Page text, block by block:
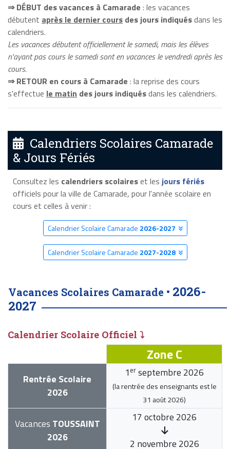
⇒ DÉBUT des vacances à Camarade : les vacances
débutent après le dernier cours des jours indiquésdans les
calendriers.
Les vacances débutent officiellement le samedi, mais les élèves
n'ayant pas cours le samedi sont en vacances le vendredi après les
cours.
⇒ RETOUR en cours à Camarade : la reprise des cours
s'effectue le matin des jours indiquésdans les calendriers.
Calendriers Scolaires Camarade
& Jours Fériés
Consultez les calendriers scolaireset les jours fériés
officiels pour la ville de Camarade, pour l'année scolaire en
cours et celles à venir :
Calendrier Scolaire Camarade 2026-2027
Calendrier Scolaire Camarade 2027-2028
Vacances Scolaires Camarade • 2026-
2027
Calendrier Scolaire Officiel ⤵
Zone C
Rentrée Scolaire
2026
1 er septembre 2026
(la rentrée des enseignants est le
31 août 2026)
Vacances TOUSSAINT
2026
17 octobre 2026
2 novembre 2026